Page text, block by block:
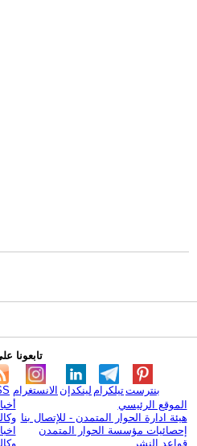
تابعونا
الانستغرام لينكدإن تيلكرامبنترست
الموقع الرئيسي
هيئة ادارة الحوار المتمدن - للإتصال بنا
إحصائيات مؤسسة الحوار المتمدن
قواعد النشر